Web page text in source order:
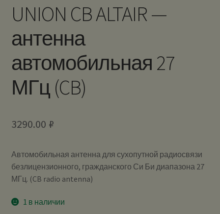
UNION CB ALTAIR —
антенна
автомобильная 27
МГц (CB)
3290.00 ₽
Автомобильная антенна для сухопутной радиосвязи
безлицензионного, гражданского Си Би диапазона 27
МГц. (CB radio antenna)
1 в наличии